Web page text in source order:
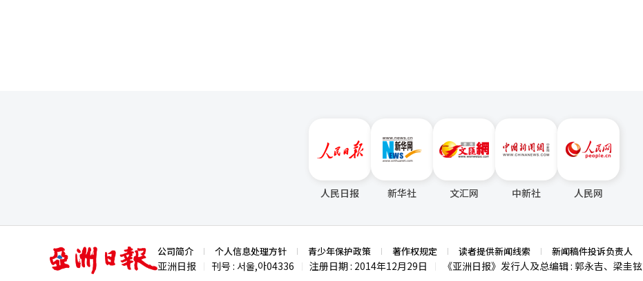
人民日报 新华社 文汇网 中新社 人民网
亚
洲
日
公司简介 个人信息处理方针 青少年保护政策 著作权规定 读者提供新闻线索 新闻稿件投诉负责人
亚洲日报 刊号 : 서울,아04336 注册日期 : 2014年12月29日 《亚洲日报》发行人及总编辑 : 郭永吉、梁圭铉